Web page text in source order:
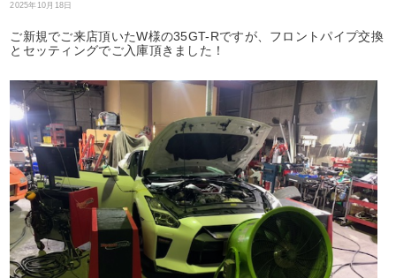
2025年10月18日
ご新規でご来店頂いたW様の35GT-Rですが、フロントパイプ交換
とセッティングでご入庫頂きました！